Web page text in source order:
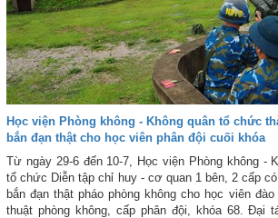
Học viện Phòng không - Không quân tổ chức
bắn đạn thật cho học viên phân đội cuối khóa
Từ ngày 29-6 đến 10-7, Học viện Phòng không -
tổ chức Diễn tập chỉ huy - cơ quan 1 bên, 2 cấp
bắn đạn thật pháo phòng không cho học viên
thuật phòng không, cấp phân đội, khóa 68. Đại